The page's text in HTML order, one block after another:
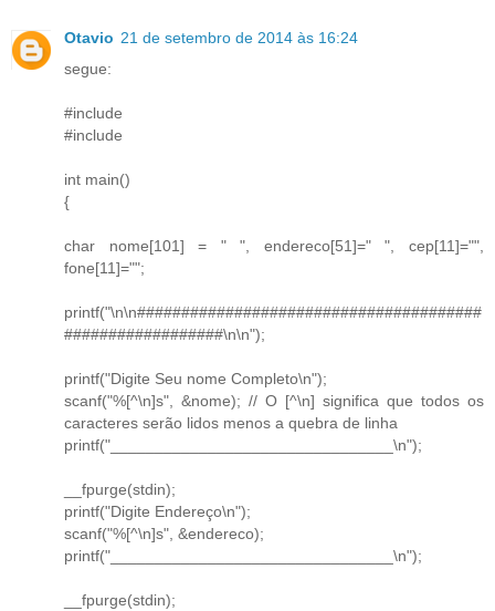
Otavio 21 de setembro de 2014 às 16:24
segue:
#include
#include
int main()
{
char nome[101] = " ", endereco[51]=" ", cep[11]="",
fone[11]="";
printf("\n\n#######################################
##################\n\n");
printf("Digite Seu nome Completo\n");
scanf("%[^\n]s", &nome); // O [^\n] significa que todos os
caracteres serão lidos menos a quebra de linha
printf("________________________________\n");
__fpurge(stdin);
printf("Digite Endereço\n");
scanf("%[^\n]s", &endereco);
printf("________________________________\n");
__fpurge(stdin);